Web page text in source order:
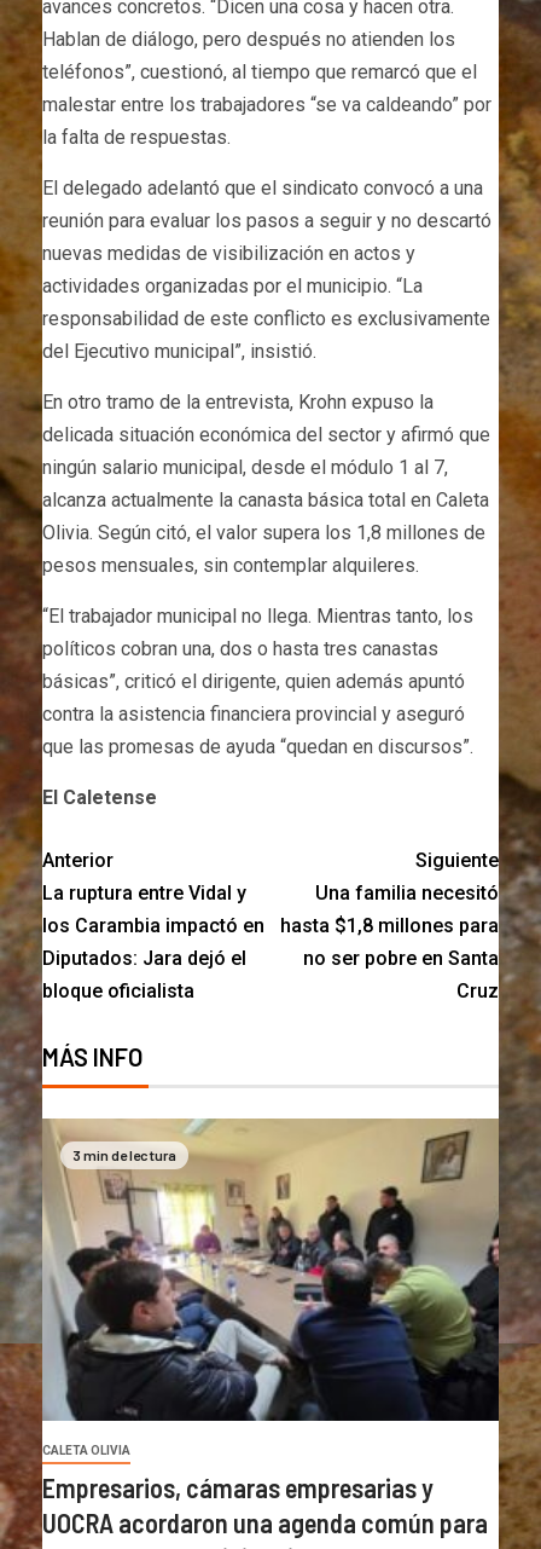
avances concretos. “Dicen una cosa y hacen otra.
Hablan de diálogo, pero después no atienden los
teléfonos”, cuestionó, al tiempo que remarcó que el
malestar entre los trabajadores “se va caldeando” por
la falta de respuestas.
El delegado adelantó que el sindicato convocó a una
reunión para evaluar los pasos a seguir y no descartó
nuevas medidas de visibilización en actos y
actividades organizadas por el municipio. “La
responsabilidad de este conflicto es exclusivamente
del Ejecutivo municipal”, insistió.
En otro tramo de la entrevista, Krohn expuso la
delicada situación económica del sector y afirmó que
ningún salario municipal, desde el módulo 1 al 7,
alcanza actualmente la canasta básica total en Caleta
Olivia. Según citó, el valor supera los 1,8 millones de
pesos mensuales, sin contemplar alquileres.
“El trabajador municipal no llega. Mientras tanto, los
políticos cobran una, dos o hasta tres canastas
básicas”, criticó el dirigente, quien además apuntó
contra la asistencia financiera provincial y aseguró
que las promesas de ayuda “quedan en discursos”.
El Caletense
Anterior
La ruptura entre Vidal y
los Carambia impactó en
Diputados: Jara dejó el
bloque oficialista
Siguiente
Una familia necesitó
hasta $1,8 millones para
no ser pobre en Santa
Cruz
MÁS INFO
3 min de lectura
CALETA OLIVIA
Empresarios, cámaras empresarias y
UOCRA acordaron una agenda común para